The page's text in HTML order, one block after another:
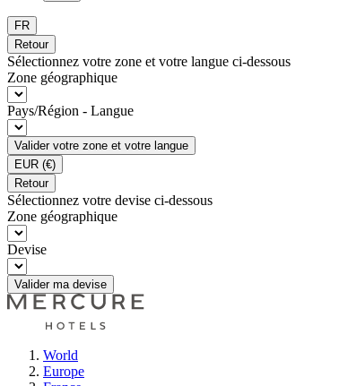
FR
Retour
Sélectionnez votre zone et votre langue ci-dessous
Zone géographique
Pays/Région - Langue
Valider votre zone et votre langue
EUR (€)
Retour
Sélectionnez votre devise ci-dessous
Zone géographique
Devise
Valider ma devise
World
Europe